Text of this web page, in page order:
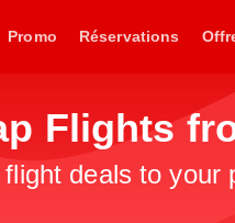
Promo Réservations
Flights
deals to